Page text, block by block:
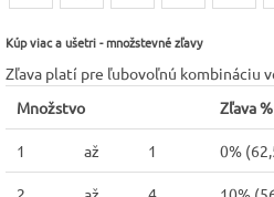
Kúp viac a ušetri - množstevné zľavy
Zľava platí pre ľubovoľnú kombináciu
Množstvo
Zľava %
1 až 1 0% (